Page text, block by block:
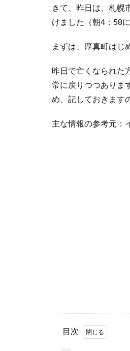
きて、昨日は、札幌
けました（朝4：58
まずは、厚真町はじ
昨日で亡くなられた
常に戻りつつありま
め、記しておきます
主な情報の参考元：
目次